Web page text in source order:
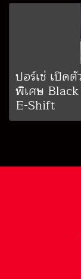
ปอร์เช่ เปิด
พิเศษ Black
E-Shift